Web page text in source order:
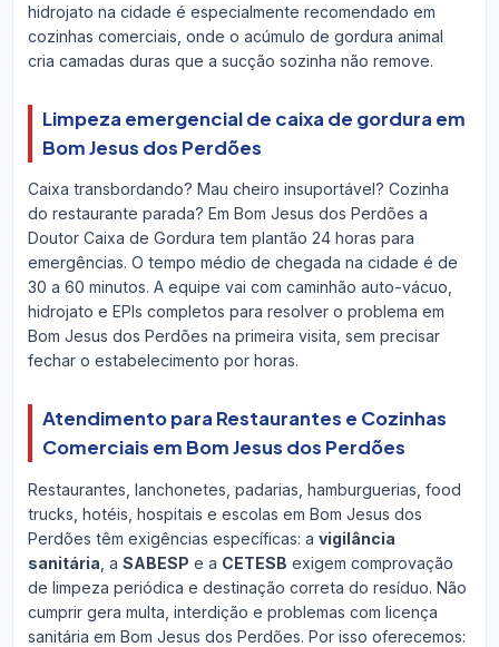
hidrojato na cidade é especialmente recomendado em
cozinhas comerciais, onde o acúmulo de gordura animal
cria camadas duras que a sucção sozinha não remove.
Limpeza emergencial de caixa de gordura em
Bom Jesus dos Perdões
Caixa transbordando? Mau cheiro insuportável? Cozinha
do restaurante parada? Em Bom Jesus dos Perdões a
Doutor Caixa de Gordura tem plantão 24 horas para
emergências. O tempo médio de chegada na cidade é de
30 a 60 minutos. A equipe vai com caminhão auto-vácuo,
hidrojato e EPIs completos para resolver o problema em
Bom Jesus dos Perdões na primeira visita, sem precisar
fechar o estabelecimento por horas.
Atendimento para Restaurantes e Cozinhas
Comerciais em Bom Jesus dos Perdões
Restaurantes, lanchonetes, padarias, hamburguerias, food
trucks, hotéis, hospitais e escolas em Bom Jesus dos
Perdões têm exigências específicas: a vigilância
sanitária , a SABESP e a CETESB exigem comprovação
de limpeza periódica e destinação correta do resíduo. Não
cumprir gera multa, interdição e problemas com licença
sanitária em Bom Jesus dos Perdões. Por isso oferecemos: